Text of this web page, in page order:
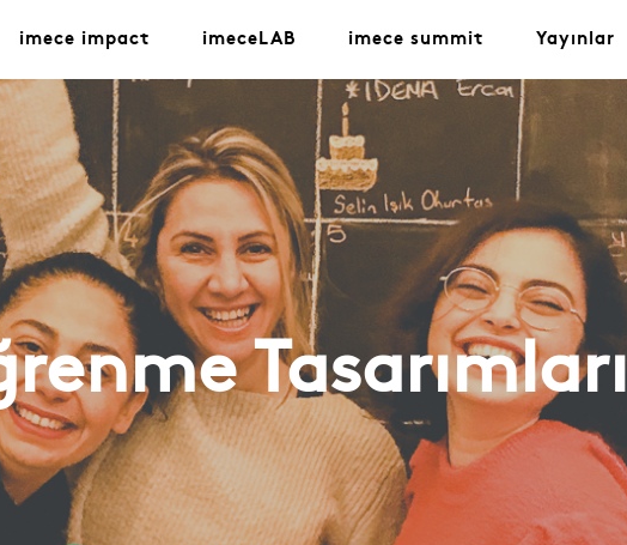
imece impact imeceLAB imece summit Yayınlar
Tasarımları